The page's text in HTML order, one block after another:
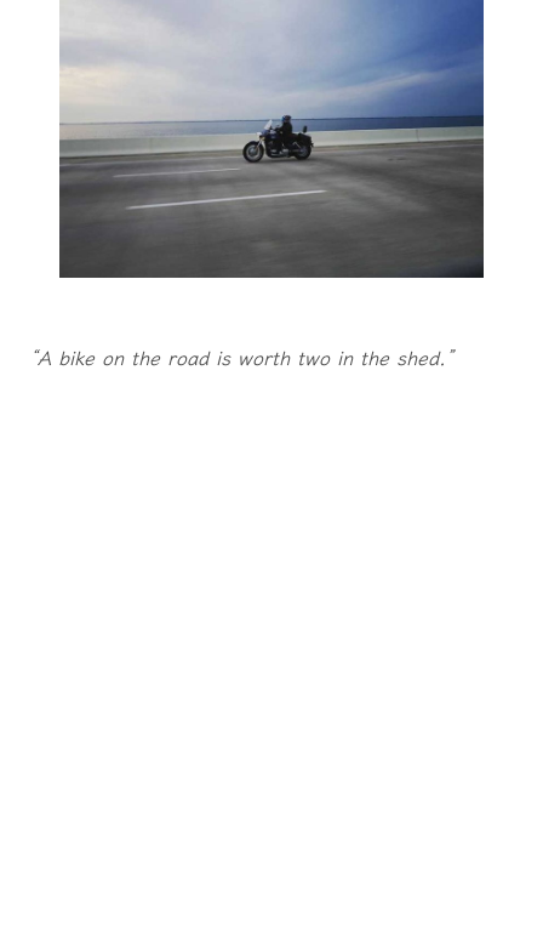
“A bike on the road is worth two in the shed.”